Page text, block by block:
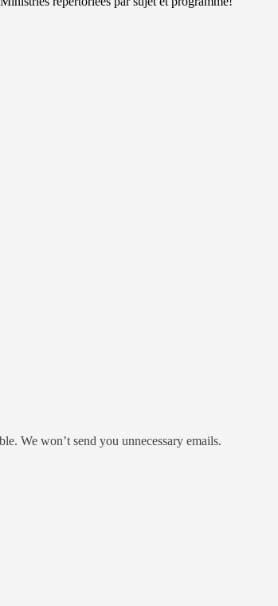
We won’t send you unnecessary emails.